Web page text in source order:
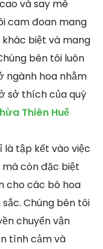
và say mê
cam đoan mang
biệt và mang
bên tôi luôn
ngành hoa nhằm
sở thích của quý
Thiên Huế
là tập kết vào việc
còn đặc biệt
cho các bó hoa
Chúng bên tôi
chuyển vận
tình cảm và